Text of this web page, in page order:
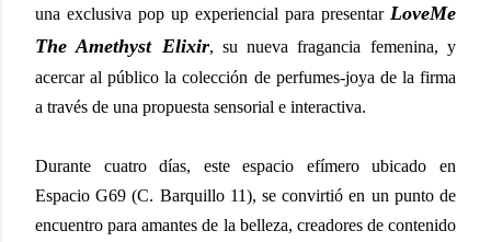
una exclusiva pop up experiencial para presentar LoveMe
The Amethyst Elixir, su nueva fragancia femenina, y
acercar al público la colección de perfumes-joya de la firma
a través de una propuesta sensorial e interactiva.
Durante cuatro días, este espacio efímero ubicado en
Espacio G69 (C. Barquillo 11), se convirtió en un punto de
encuentro para amantes de la belleza, creadores de contenido